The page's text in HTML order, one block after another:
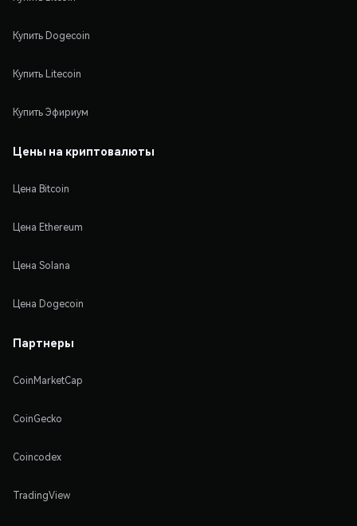
Купить Dogecoin
Купить Litecoin
Купить Эфириум
Цены на криптовалюты
Цена Bitcoin
Цена Ethereum
Цена Solana
Цена Dogecoin
Партнеры
CoinMarketCap
CoinGecko
Coincodex
TradingView